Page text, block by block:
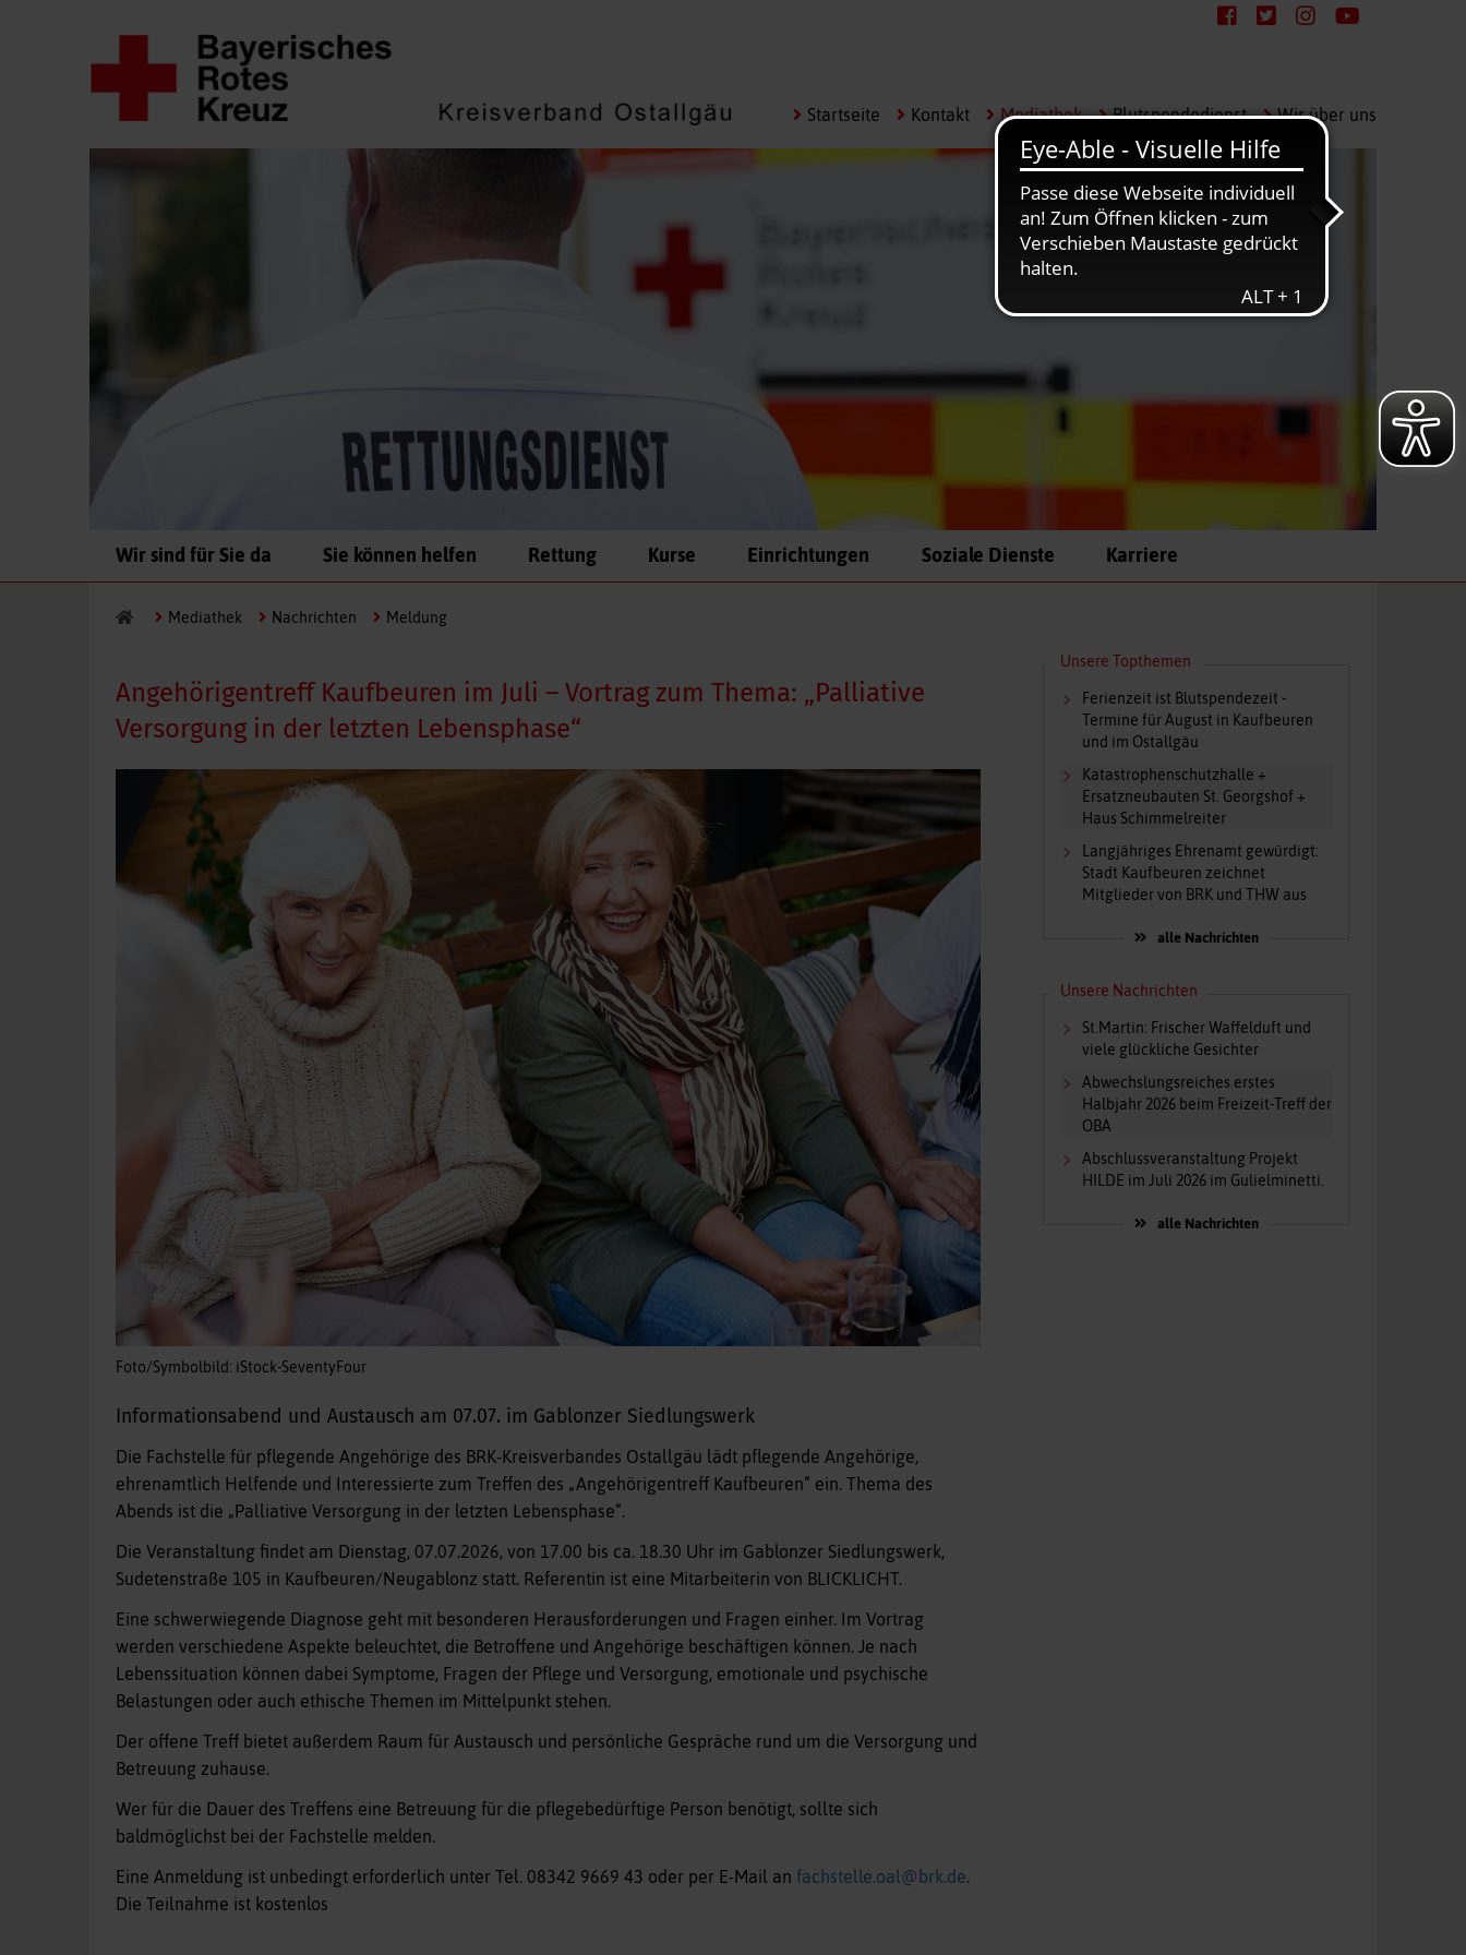
NavigationStartseite Kontakt Mediathek Blutspendedienst Wir über uns
Wir sind für Sie da Sie können helfen Rettung Kurse Einrichtungen Soziale Dienste Karriere
Mediathek Nachrichten Meldung
Angehörigentreff Kaufbeuren im Juli – Vortrag zum Thema: „Palliative
Versorgung in der letzten Lebensphase“
Foto/Symbolbild: iStock-SeventyFour
Informationsabend und Austausch am 07.07. im Gablonzer Siedlungswerk
Die Fachstelle für pflegende Angehörige des BRK-Kreisverbandes Ostallgäu lädt pflegende Angehörige,
ehrenamtlich Helfende und Interessierte zum Treffen des „Angehörigentreff Kaufbeuren“ ein. Thema des
Abends ist die „Palliative Versorgung in der letzten Lebensphase“.
Die Veranstaltung findet am Dienstag, 07.07.2026, von 17.00 bis ca. 18.30 Uhr im Gablonzer Siedlungswerk,
Sudetenstraße 105 in Kaufbeuren/Neugablonz statt. Referentin ist eine Mitarbeiterin von BLICKLICHT.
Eine schwerwiegende Diagnose geht mit besonderen Herausforderungen und Fragen einher. Im Vortrag
werden verschiedene Aspekte beleuchtet, die Betroffene und Angehörige beschäftigen können. Je nach
Lebenssituation können dabei Symptome, Fragen der Pflege und Versorgung, emotionale und psychische
Belastungen oder auch ethische Themen im Mittelpunkt stehen.
Der offene Treff bietet außerdem Raum für Austausch und persönliche Gespräche rund um die Versorgung und
Betreuung zuhause.
Wer für die Dauer des Treffens eine Betreuung für die pflegebedürftige Person benötigt, sollte sich
baldmöglichst bei der Fachstelle melden.
Eine Anmeldung ist unbedingt erforderlich unter Tel. 08342 9669 43 oder per E-Mail an fachstelle.oal@brk.de.
Die Teilnahme ist kostenlos
Unsere Topthemen
Ferienzeit ist Blutspendezeit -
Termine für August in Kaufbeuren
und im Ostallgäu
Katastrophenschutzhalle +
Ersatzneubauten St. Georgshof +
Haus Schimmelreiter
Langjähriges Ehrenamt gewürdigt:
Stadt Kaufbeuren zeichnet
Mitglieder von BRK und THW aus
alle Nachrichten
Unsere Nachrichten
St.Martin: Frischer Waffelduft und
viele glückliche Gesichter
Abwechslungsreiches erstes
Halbjahr 2026 beim Freizeit-Treff der
OBA
Abschlussveranstaltung Projekt
HILDE im Juli 2026 im Gulielminetti.
alle Nachrichten